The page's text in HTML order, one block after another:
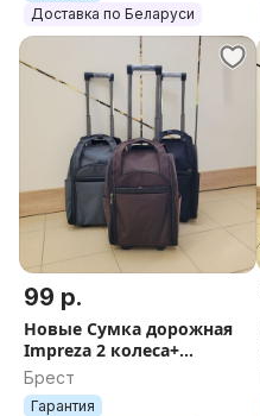
Доставка по Беларуси
99 р.
Новые Сумка дорожная
Impreza 2 колеса+
бесплатная доставка по
Беларуси
Брест
Гарантия